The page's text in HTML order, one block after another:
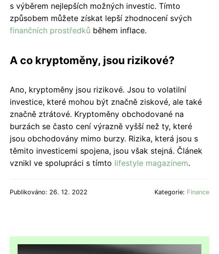
s výběrem nejlepších možných investic. Tímto
způsobem můžete získat lepší zhodnocení svých
finančních prostředků během inflace.
A co kryptoměny, jsou rizikové?
Ano, kryptoměny jsou rizikové. Jsou to volatilní
investice, které mohou být značně ziskové, ale také
značně ztrátové. Kryptoměny obchodované na
burzách se často cení výrazně vyšší než ty, které
jsou obchodovány mimo burzy. Rizika, která jsou s
těmito investicemi spojena, jsou však stejná. Článek
vznikl ve spolupráci s tímto lifestyle magazínem.
Publikováno: 26. 12. 2022 Kategorie: Finance